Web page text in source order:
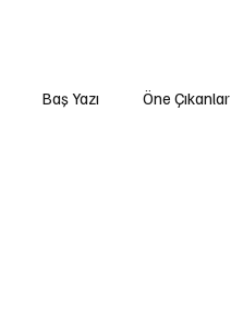
Baş Yazı Öne Çıkanlar